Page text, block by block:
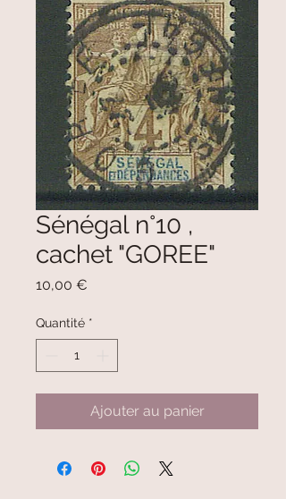
Sénégal n°10 ,
cachet "GOREE"
10,00 €
Quantité *
Ajouter au panier